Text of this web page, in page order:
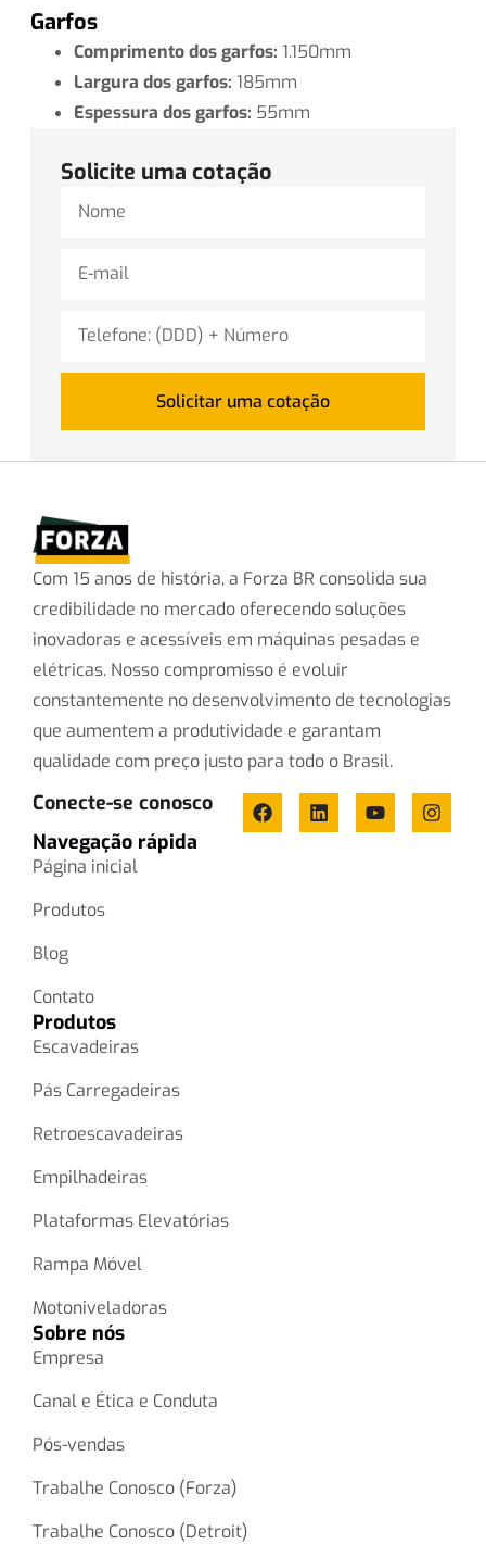
Garfos
Comprimento dos garfos: 1.150mm
Largura dos garfos: 185mm
Espessura dos garfos: 55mm
Solicite uma cotação
Solicitar uma cotação
Com 15 anos de história, a Forza BR consolida sua
credibilidade no mercado oferecendo soluções
inovadoras e acessíveis em máquinas pesadas e
elétricas. Nosso compromisso é evoluir
constantemente no desenvolvimento de tecnologias
que aumentem a produtividade e garantam
qualidade com preço justo para todo o Brasil.
Conecte-se conosco
Navegação rápida
Página inicial
Produtos
Blog
Contato
Produtos
Escavadeiras
Pás Carregadeiras
Retroescavadeiras
Empilhadeiras
Plataformas Elevatórias
Rampa Móvel
Motoniveladoras
Sobre nós
Empresa
Canal e Ética e Conduta
Pós-vendas
Trabalhe Conosco (Forza)
Trabalhe Conosco (Detroit)